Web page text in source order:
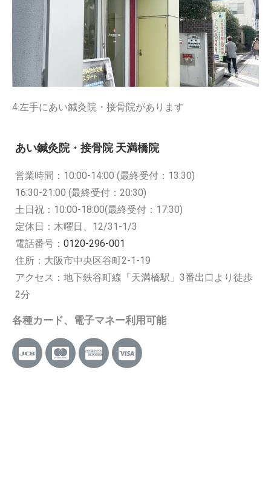
4.左手にあい鍼灸院・接骨院があります
あい鍼灸院・接骨院 天満橋院
営業時間：10:00-14:00 (最終受付：13:30)
16:30-21:00 (最終受付：20:30)
土日祝：10:00-18:00(最終受付：17:30)
定休日：木曜日、12/31-1/3
電話番号： 0120-296-001
住所：大阪市中央区谷町2-1-19
アクセス：地下鉄谷町線「天満橋駅」3番出口より徒歩
2分
各種カード、電子マネー利用可能